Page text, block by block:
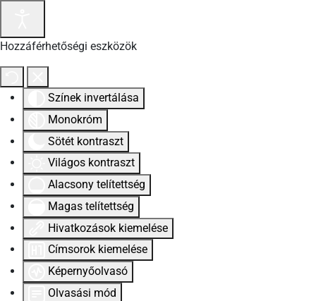
Hozzáférhetőségi eszközök
Színek invertálása
Monokróm
Sötét kontraszt
Világos kontraszt
Alacsony telítettség
Magas telítettség
Hivatkozások kiemelése
Címsorok kiemelése
Képernyőolvasó
Olvasási mód